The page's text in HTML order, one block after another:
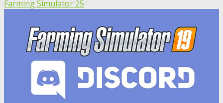
Farming Simulator 25